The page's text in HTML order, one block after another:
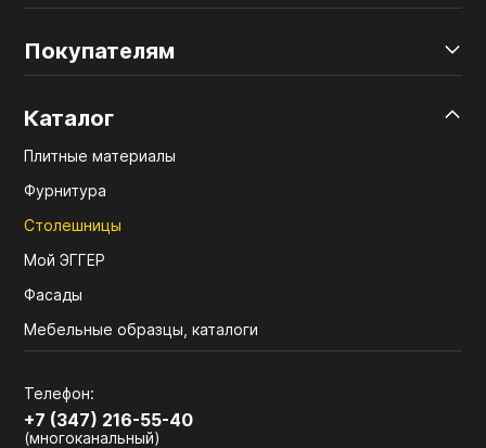
Покупателям
Каталог
Плитные материалы
Фурнитура
Столешницы
Мой ЭГГЕР
Фасады
Мебельные образцы, каталоги
Телефон:
+7 (347) 216-55-40
(многоканальный)